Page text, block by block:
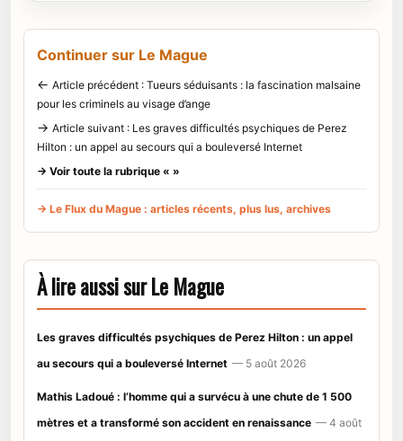
Continuer sur Le Mague
← Article précédent : Tueurs séduisants : la fascination malsaine
pour les criminels au visage d’ange
→ Article suivant : Les graves difficultés psychiques de Perez
Hilton : un appel au secours qui a bouleversé Internet
→ Voir toute la rubrique « »
→ Le Flux du Mague : articles récents, plus lus, archives
À lire aussi sur Le Mague
Les graves difficultés psychiques de Perez Hilton : un appel
au secours qui a bouleversé Internet — 5 août 2026
Mathis Ladoué : l’homme qui a survécu à une chute de 1 500
mètres et a transformé son accident en renaissance — 4 août